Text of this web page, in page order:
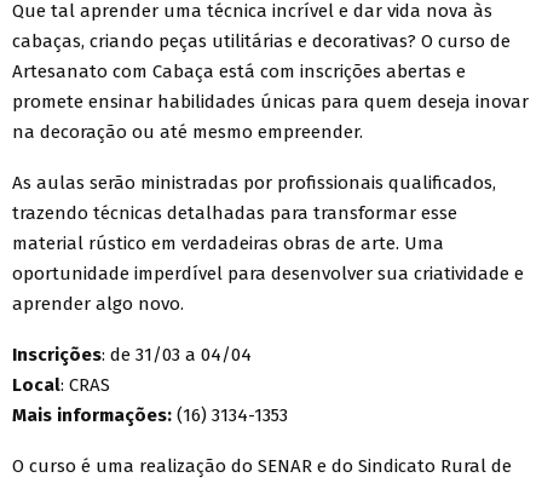
Que tal aprender uma técnica incrível e dar vida nova às
cabaças, criando peças utilitárias e decorativas? O curso de
Artesanato com Cabaça está com inscrições abertas e
promete ensinar habilidades únicas para quem deseja inovar
na decoração ou até mesmo empreender.
As aulas serão ministradas por profissionais qualificados,
trazendo técnicas detalhadas para transformar esse
material rústico em verdadeiras obras de arte. Uma
oportunidade imperdível para desenvolver sua criatividade e
aprender algo novo.
Inscrições: de 31/03 a 04/04
Local: CRAS
Mais informações: (16) 3134-1353
O curso é uma realização do SENAR e do Sindicato Rural de